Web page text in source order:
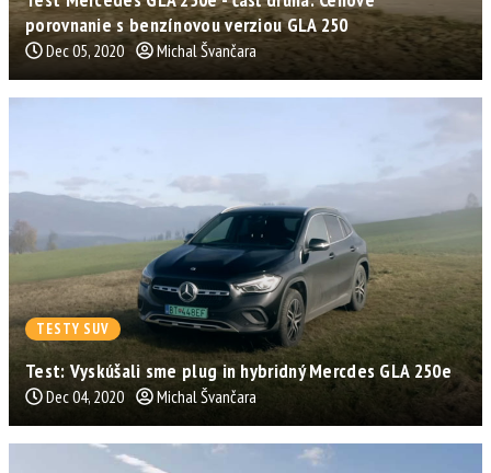
porovnanie s benzínovou verziou GLA 250
Dec 05, 2020 Michal Švančara
TESTY SUV
Test: Vyskúšali sme plug in hybridný Mercdes GLA 250e
Dec 04, 2020 Michal Švančara